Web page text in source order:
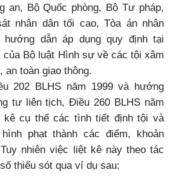
an, Bộ Quốc phòng, Bộ Tư pháp,
nhân dân tối cao, Tòa án nhân
hướng dẫn áp dụng quy định tại
của Bộ luật Hình sự về các tội xâm
an toàn giao thông.
202 BLHS năm 1999 và hướng
tư liên tịch, Điều 260 BLHS năm
kê cụ thể các tình tiết định tội và
phạt thành các điểm, khoản
nhiên việc liệt kê này theo tác
thiếu sót qua ví dụ sau: